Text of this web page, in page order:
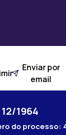
Enviar por
email
1964
do processo: